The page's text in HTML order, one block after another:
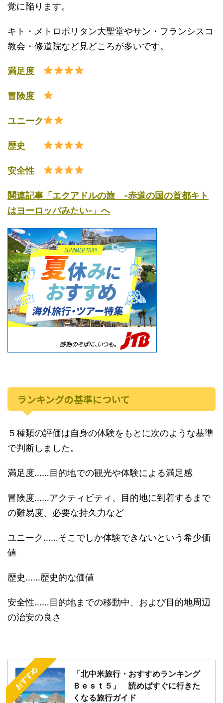
覚に陥ります。
キト・メトロポリタン大聖堂やサン・フランシスコ
教会・修道院など見どころが多いです。
満足度
冒険度
ユニーク
歴史
安全性
関連記事「エクアドルの旅 -赤道の国の首都キト
はヨーロッパみたい-」へ
ランキングの基準について
５種類の評価は自身の体験をもとに次のような基準
で判断しました。
満足度……目的地での観光や体験による満足感
冒険度……アクティビティ、目的地に到着するまで
の難易度、必要な持久力など
ユニーク……そこでしか体験できないという希少価
値
歴史……歴史的な価値
安全性……目的地までの移動中、および目的地周辺
の治安の良さ
おすすめ
「北中米旅行・おすすめランキング
Ｂｅｓｔ５」 読めばすぐに行きた
くなる旅行ガイド